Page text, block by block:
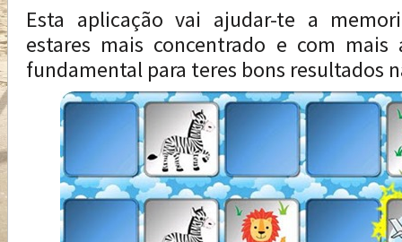
Esta aplicação vai ajudar-te a
estares mais concentrado e com
fundamental para teres bons resultados